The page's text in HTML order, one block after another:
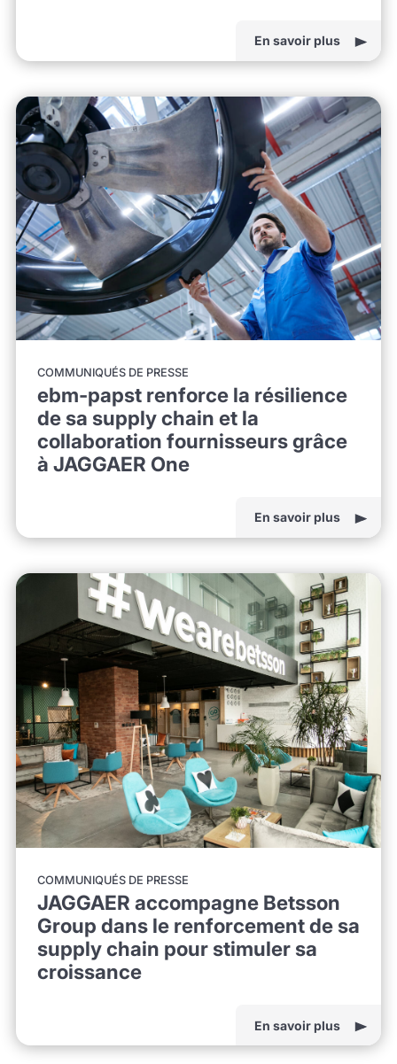
En savoir plus
COMMUNIQUÉS DE PRESSE
ebm-papst renforce la résilience
de sa supply chain et la
collaboration fournisseurs grâce
à JAGGAER One
En savoir plus
COMMUNIQUÉS DE PRESSE
JAGGAER accompagne Betsson
Group dans le renforcement de sa
supply chain pour stimuler sa
croissance
En savoir plus